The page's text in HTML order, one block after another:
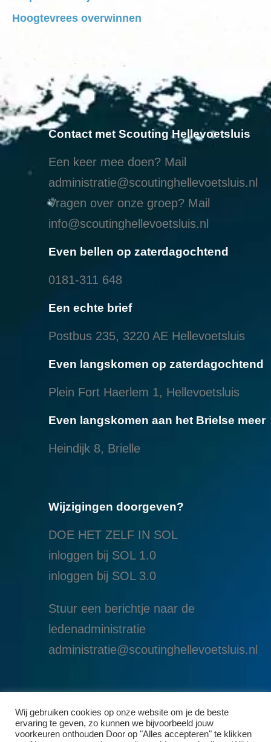
Hoogtevrees overwinnen
Contact met Scouting Hellevoetsluis
Een keer mee doen? Mail
administratie@scoutinghellevoetsluis.nl
Vragen over onze groep? Mail
info@scoutinghellevoetsluis.nl
Even bellen op zaterdagochtend
0181-311 648
Een echte brief
Postbus 235, 3220 AE Hellevoetsluis
Even langskomen op zaterdagochtend
Plein Fort Haerlem 1, Hellevoetsluis
Even langskomen aan het Brielse meer
Heindijk 8, Brielle
Wijzigingen doorgeven?
DOE HET ZELF IN SOL
inloggen bij SOL 1.0
inloggen bij SOL 3.0
Stuur een berichtje naar de
ledenadministratie
administratie@scoutinghellevoetsluis.nl
Wij gebruiken cookies op onze website om je de beste
ervaring te geven, zo kunnen we bijvoorbeeld jouw
voorkeuren onthouden Door op "Alles accepteren" te klikken